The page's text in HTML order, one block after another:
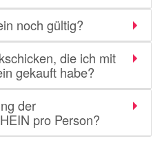
noch gültig?
die ich mit
gekauft habe?
der
pro Person?